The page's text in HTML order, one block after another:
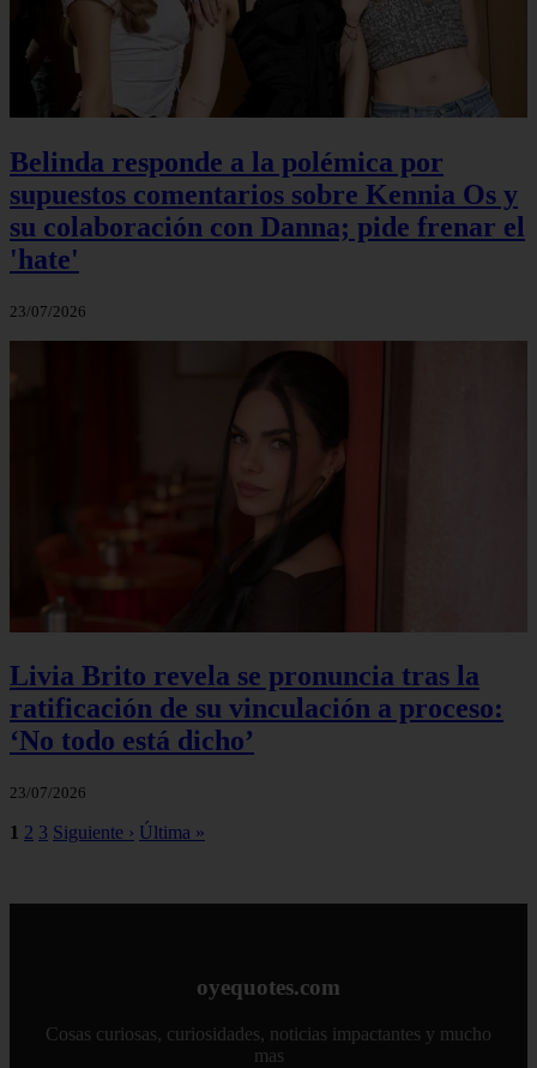
Belinda responde a la polémica por
supuestos comentarios sobre Kennia Os y
su colaboración con Danna; pide frenar el
'hate'
23/07/2026
Livia Brito revela se pronuncia tras la
ratificación de su vinculación a proceso:
‘No todo está dicho’
23/07/2026
1 2 3 Siguiente › Última »
oyequotes.com
Cosas curiosas, curiosidades, noticias impactantes y mucho
mas